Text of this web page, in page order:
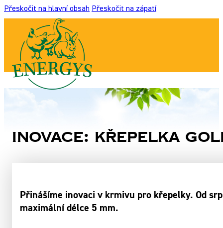
Přeskočit na hlavní obsah Přeskočit na zápatí
Inovace: Křepelka
Přinášíme inovaci v krmivu pro křepelky. Od
maximální délce 5 mm.